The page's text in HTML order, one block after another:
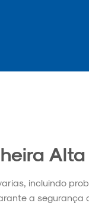
Alta
incluindo
a segurança